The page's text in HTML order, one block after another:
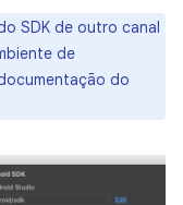
SDK de outro canal
de
do